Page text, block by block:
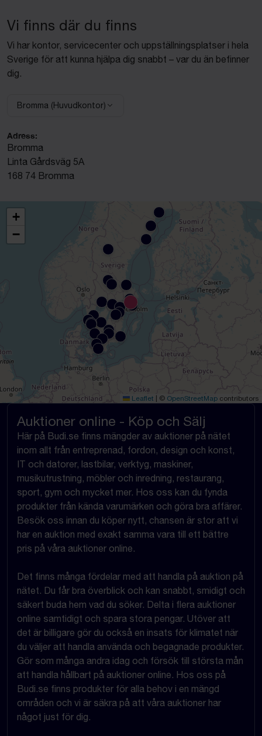
Vi finns där du finns
Vi har kontor, servicecenter och uppställningsplatser i hela
Sverige för att kunna hjälpa dig snabbt – var du än befinner
dig.
Välj anläggning:
Bromma (Huvudkontor)
Adress:
Bromma
Linta Gårdsväg 5A
168 74 Bromma
+
−
Leaflet | © OpenStreetMap contributors
Auktioner online - Köp och Sälj
Här på Budi.se finns mängder av auktioner på nätet
inom allt från entreprenad, fordon, design och konst,
IT och datorer, lastbilar, verktyg, maskiner,
musikutrustning, möbler och inredning, restaurang,
sport, gym och mycket mer. Hos oss kan du fynda
produkter från kända varumärken och göra bra affärer.
Besök oss innan du köper nytt, chansen är stor att vi
har en auktion med exakt samma vara till ett bättre
pris på våra auktioner online.
Det finns många fördelar med att handla på auktion på
nätet. Du får bra överblick och kan snabbt, smidigt och
säkert buda hem vad du söker. Delta i flera auktioner
online samtidigt och spara stora pengar. Utöver att
det är billigare gör du också en insats för klimatet när
du väljer att handla använda och begagnade produkter.
Gör som många andra idag och försök till största mån
att handla hållbart på auktioner online. Hos oss på
Budi.se finns produkter för alla behov i en mängd
områden och vi är säkra på att våra auktioner har
något just för dig.